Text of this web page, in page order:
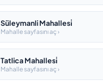
Süleymanli Mahallesi̇
Mahalle sayfasını aç ›
Tatlica Mahallesi̇
Mahalle sayfasını aç ›